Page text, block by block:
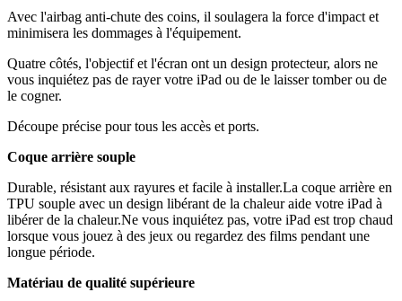
Avec l'airbag anti-chute des coins, il soulagera la force d'impact et
minimisera les dommages à l'équipement.
Quatre côtés, l'objectif et l'écran ont un design protecteur, alors ne
vous inquiétez pas de rayer votre iPad ou de le laisser tomber ou de
le cogner.
Découpe précise pour tous les accès et ports.
Coque arrière souple
Durable, résistant aux rayures et facile à installer.La coque arrière en
TPU souple avec un design libérant de la chaleur aide votre iPad à
libérer de la chaleur.Ne vous inquiétez pas, votre iPad est trop chaud
lorsque vous jouez à des jeux ou regardez des films pendant une
longue période.
Matériau de qualité supérieure